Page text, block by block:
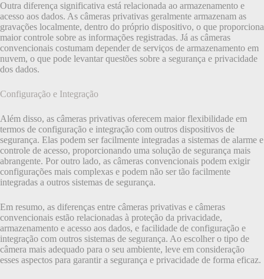
Outra diferença significativa está relacionada ao armazenamento e
acesso aos dados. As câmeras privativas geralmente armazenam as
gravações localmente, dentro do próprio dispositivo, o que proporciona
maior controle sobre as informações registradas. Já as câmeras
convencionais costumam depender de serviços de armazenamento em
nuvem, o que pode levantar questões sobre a segurança e privacidade
dos dados.
Configuração e Integração
Além disso, as câmeras privativas oferecem maior flexibilidade em
termos de configuração e integração com outros dispositivos de
segurança. Elas podem ser facilmente integradas a sistemas de alarme e
controle de acesso, proporcionando uma solução de segurança mais
abrangente. Por outro lado, as câmeras convencionais podem exigir
configurações mais complexas e podem não ser tão facilmente
integradas a outros sistemas de segurança.
Em resumo, as diferenças entre câmeras privativas e câmeras
convencionais estão relacionadas à proteção da privacidade,
armazenamento e acesso aos dados, e facilidade de configuração e
integração com outros sistemas de segurança. Ao escolher o tipo de
câmera mais adequado para o seu ambiente, leve em consideração
esses aspectos para garantir a segurança e privacidade de forma eficaz.